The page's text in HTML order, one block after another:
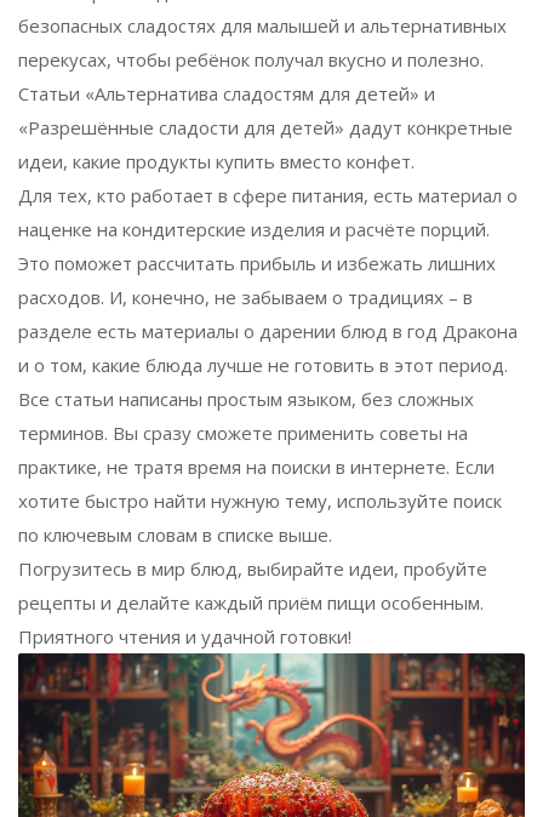
безопасных сладостях для малышей и альтернативных
перекусах, чтобы ребёнок получал вкусно и полезно.
Статьи «Альтернатива сладостям для детей» и
«Разрешённые сладости для детей» дадут конкретные
идеи, какие продукты купить вместо конфет.
Для тех, кто работает в сфере питания, есть материал о
наценке на кондитерские изделия и расчёте порций.
Это поможет рассчитать прибыль и избежать лишних
расходов. И, конечно, не забываем о традициях – в
разделе есть материалы о дарении блюд в год Дракона
и о том, какие блюда лучше не готовить в этот период.
Все статьи написаны простым языком, без сложных
терминов. Вы сразу сможете применить советы на
практике, не тратя время на поиски в интернете. Если
хотите быстро найти нужную тему, используйте поиск
по ключевым словам в списке выше.
Погрузитесь в мир блюд, выбирайте идеи, пробуйте
рецепты и делайте каждый приём пищи особенным.
Приятного чтения и удачной готовки!